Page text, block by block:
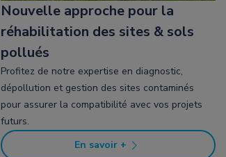
Nouvelle approche pour la
réhabilitation des sites & sols
pollués
Profitez de notre expertise en diagnostic,
dépollution et gestion des sites contaminés
pour assurer la compatibilité avec vos projets
futurs.
En savoir +